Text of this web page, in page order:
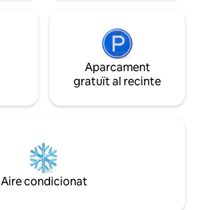
Aparcament
gratuït al recinte
Aire condicionat